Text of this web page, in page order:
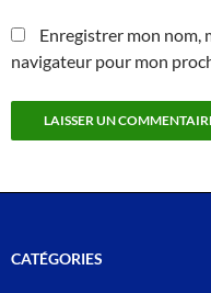
Enregistrer mon nom,
navigateur pour mon
CATÉGORIES